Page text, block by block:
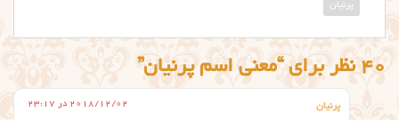
پرنیان
40 نظر برای “معنی اسم پرنیان”
پرنیان 2018/12/02 در 23:17